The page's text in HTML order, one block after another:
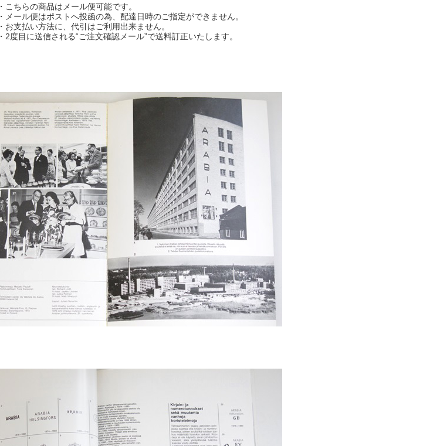
・こちらの商品はメール便可能です。
・メール便はポストへ投函の為、配達日時のご指定ができません。
・お支払い方法に、代引はご利用出来ません。
・2度目に送信される“ご注文確認メール”で送料訂正いたします。